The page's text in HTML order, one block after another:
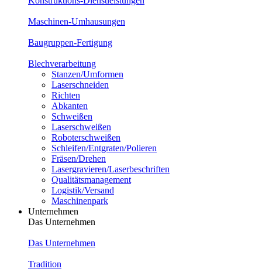
Maschinen-Umhausungen
Baugruppen-Fertigung
Blechverarbeitung
Stanzen/Umformen
Laserschneiden
Richten
Abkanten
Schweißen
Laserschweißen
Roboterschweißen
Schleifen/Entgraten/Polieren
Fräsen/Drehen
Lasergravieren/Laserbeschriften
Qualitätsmanagement
Logistik/Versand
Maschinenpark
Unternehmen
Das Unternehmen
Das Unternehmen
Tradition